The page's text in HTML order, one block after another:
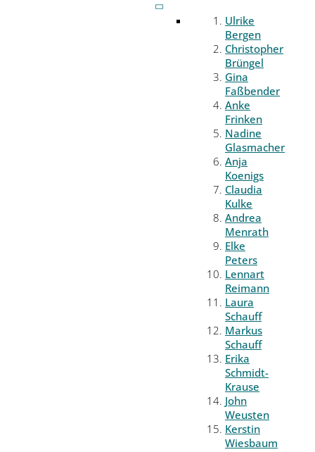
Ulrike
Bergen
Christopher
Brüngel
Gina
Faßbender
Anke
Frinken
Nadine
Glasmacher
Anja
Koenigs
Claudia
Kulke
Andrea
Menrath
Elke
Peters
Lennart
Reimann
Laura
Schauff
Markus
Schauff
Erika
Schmidt-
Krause
John
Weusten
Kerstin
Wiesbaum